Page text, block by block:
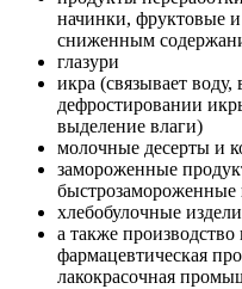
начинки, фруктовые
сниженным
глазури
икра (связывает
дефростировании
выделение влаги)
молочные десерты и
замороженные
хлебобулочные
а также
фармацевтическая
лакокрасочная